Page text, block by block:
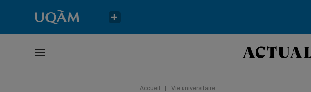
Accueil Vie universitaire